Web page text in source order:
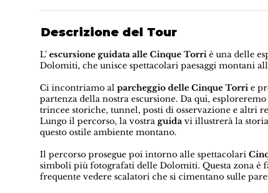
Descrizione del Tour
L'escursione guidata alle Cinque Torri è una delle
Dolomiti, che unisce spettacolari paesaggi montani
Ci incontriamo alparcheggio delle Cinque Torri e
partenza della nostra escursione. Da qui,
trincee storiche, tunnel, posti di osservazione e altri
Lungo il percorso, la vostra guida vi illustrerà la
questo ostile ambiente montano.
Il percorso prosegue poi intorno alle spettacolari
simboli più fotografati delle Dolomiti. Questa zona è
frequente vedere scalatori che si cimentano sulle